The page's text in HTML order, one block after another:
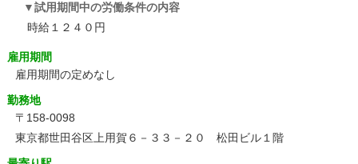
試用期間中の労働条件の内容
時給１２４０円
雇用期間
雇用期間の定めなし
勤務地
〒158-0098
東京都世田谷区上用賀６－３３－２０ 松田ビル１階